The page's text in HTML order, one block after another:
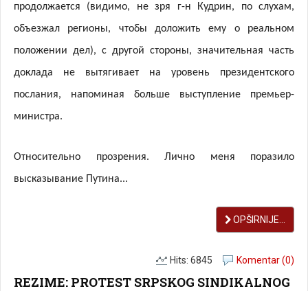
продолжается (видимо, не зря г-н Кудрин, по слухам,
объезжал регионы, чтобы доложить ему о реальном
положении дел), с другой стороны, значительная часть
доклада не вытягивает на уровень президентского
послания, напоминая больше выступление премьер-
министра.
Относительно прозрения. Лично меня поразило
высказывание Путина...
OPŠIRNIJE...
Komentar (0)
Hits: 6845
REZIME: PROTEST SRPSKOG SINDIKALNOG